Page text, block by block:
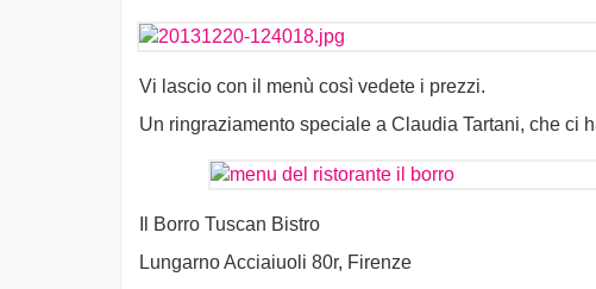
Vi lascio con il menù così vedete i prezzi.
Un ringraziamento speciale a Claudia Tartani, che ci
Il Borro Tuscan Bistro
Lungarno Acciaiuoli 80r, Firenze